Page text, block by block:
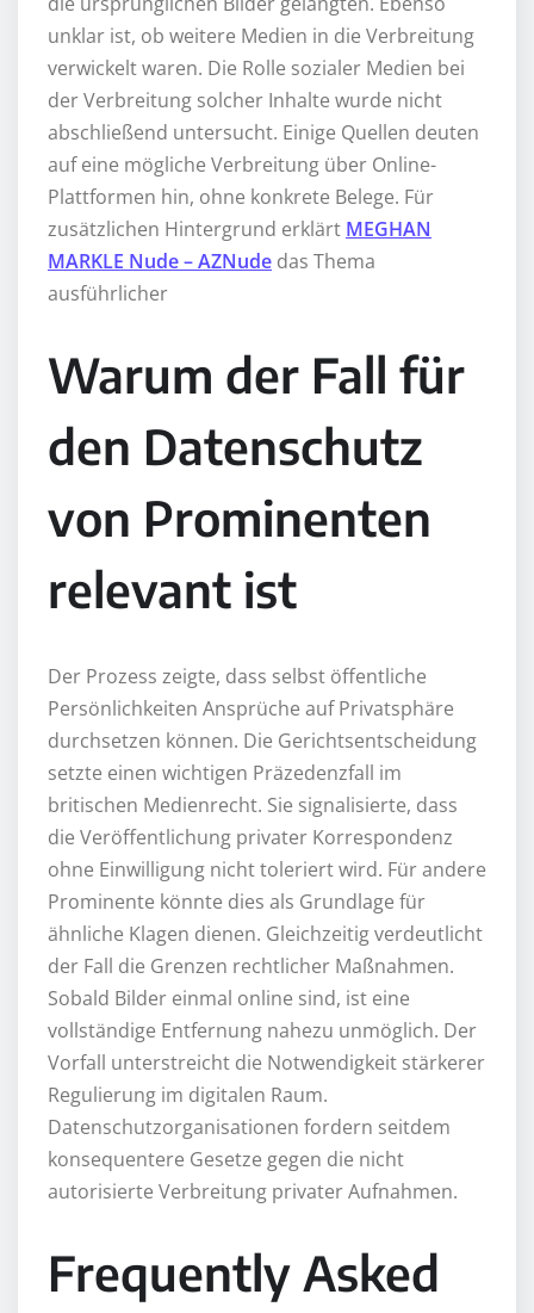
unklar ist, ob weitere Medien in die Verbreitung
verwickelt waren. Die Rolle sozialer Medien bei
der Verbreitung solcher Inhalte wurde nicht
abschließend untersucht. Einige Quellen deuten
auf eine mögliche Verbreitung über Online-
Plattformen hin, ohne konkrete Belege. Für
zusätzlichen Hintergrund erklärt MEGHAN
MARKLE Nude – AZNude das Thema
ausführlicher
Warum der Fall für
den Datenschutz
von Prominenten
relevant ist
Der Prozess zeigte, dass selbst öffentliche
Persönlichkeiten Ansprüche auf Privatsphäre
durchsetzen können. Die Gerichtsentscheidung
setzte einen wichtigen Präzedenzfall im
britischen Medienrecht. Sie signalisierte, dass
die Veröffentlichung privater Korrespondenz
ohne Einwilligung nicht toleriert wird. Für andere
Prominente könnte dies als Grundlage für
ähnliche Klagen dienen. Gleichzeitig verdeutlicht
der Fall die Grenzen rechtlicher Maßnahmen.
Sobald Bilder einmal online sind, ist eine
vollständige Entfernung nahezu unmöglich. Der
Vorfall unterstreicht die Notwendigkeit stärkerer
Regulierung im digitalen Raum.
Datenschutzorganisationen fordern seitdem
konsequentere Gesetze gegen die nicht
autorisierte Verbreitung privater Aufnahmen.
Frequently Asked